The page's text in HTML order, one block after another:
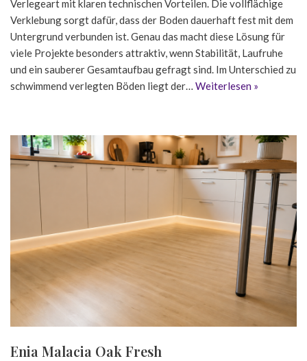
Verlegeart mit klaren technischen Vorteilen. Die vollflächige
Verklebung sorgt dafür, dass der Boden dauerhaft fest mit dem
Untergrund verbunden ist. Genau das macht diese Lösung für
viele Projekte besonders attraktiv, wenn Stabilität, Laufruhe
und ein sauberer Gesamtaufbau gefragt sind. Im Unterschied zu
schwimmend verlegten Böden liegt der… Weiterlesen »
Enia Malacia Oak Fresh